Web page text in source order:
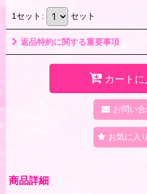
1セット : セット
返品特約に関する重要事項
カート
お問い
お気に入
商品詳細